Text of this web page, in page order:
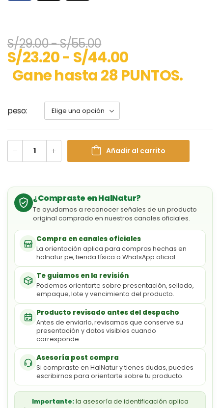
S/29.00-S/55.00
S/23.20- S/44.00
Gane hasta 28 PUNTOS.
peso
Añadir al carrito
¿Compraste en HalNatur?
Te ayudamos a reconocer señales de un producto
original comprado en nuestros canales oficiales.
Compra en canales oficiales
La orientación aplica para compras hechas en
halnatur.pe, tienda física o WhatsApp oficial.
Te guiamos en la revisión
Podemos orientarte sobre presentación, sellado,
empaque, lote y vencimiento del producto.
Producto revisado antes del despacho
Antes de enviarlo, revisamos que conserve su
presentación y datos visibles cuando
corresponde.
Asesoría post compra
Si compraste en HalNatur y tienes dudas, puedes
escribirnos para orientarte sobre tu producto.
Importante:la asesoría de identificación aplica